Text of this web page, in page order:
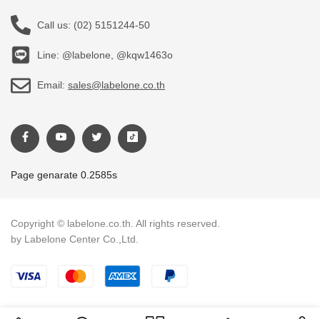
Call us: (02) 5151244-50
Line: @labelone, @kqw1463o
Email: sales@labelone.co.th
Page genarate 0.2585s
Copyright © labelone.co.th. All rights reserved.
by Labelone Center Co.,Ltd.